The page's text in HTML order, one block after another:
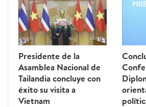
Presidente de la
Asamblea Nacional de
Tailandia concluye con
éxito su visita a
Vietnam